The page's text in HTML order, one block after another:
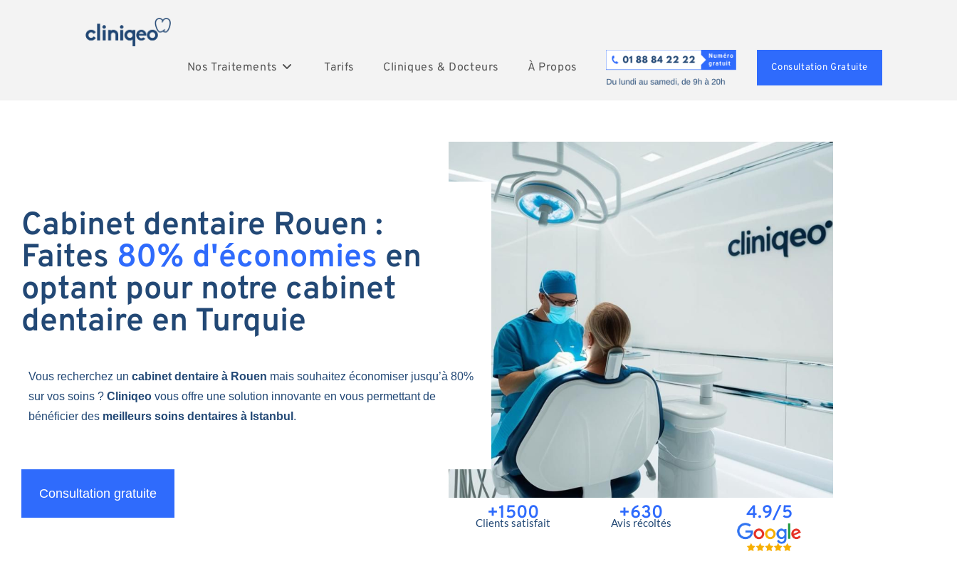
Nos Traitements Tarifs Cliniques & Docteurs À Propos Consultation Gratuite
Cabinet dentaire Rouen :
Faites 80% d'économies en
optant pour notre cabinet
dentaire en Turquie
Vous recherchez un cabinet dentaire à Rouen mais souhaitez économiser jusqu’à 80%
sur vos soins ? Cliniqeo vous offre une solution innovante en vous permettant de
bénéficier des meilleurs soins dentaires à Istanbul .
Consultation gratuite
+1500
Clients satisfait +630
Avis récoltés 4.9/5